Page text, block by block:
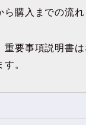
購入までの流れ
重要事項説明書
。